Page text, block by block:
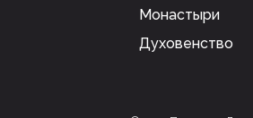
Монастыри
Духовенство